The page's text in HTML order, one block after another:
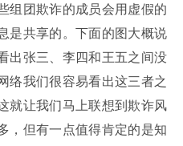
组团欺诈的成员会用虚假的
是共享的。下面的图大概说
出张三、李四和王五之间没
络我们很容易看出这三者之
就让我们马上联想到欺诈风
，但有一点值得肯定的是知